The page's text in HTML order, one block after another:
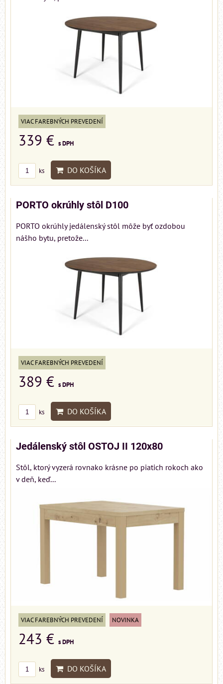
VIAC FAREBNÝCH PREVEDENÍ
339 € s DPH
ks DO KOŠÍKA
PORTO okrúhly stôl D100
PORTO okrúhly jedálenský stôl môže byť ozdobou
nášho bytu, pretože...
VIAC FAREBNÝCH PREVEDENÍ
389 € s DPH
ks DO KOŠÍKA
Jedálenský stôl OSTOJ II 120x80
Stôl, ktorý vyzerá rovnako krásne po piatich rokoch ako
v deň, keď...
VIAC FAREBNÝCH PREVEDENÍ NOVINKA
243 € s DPH
ks DO KOŠÍKA